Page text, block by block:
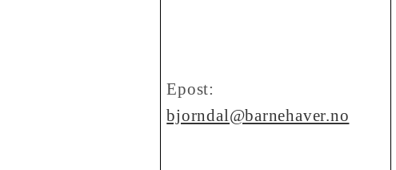
Epost:
bjorndal@barnehaver.no